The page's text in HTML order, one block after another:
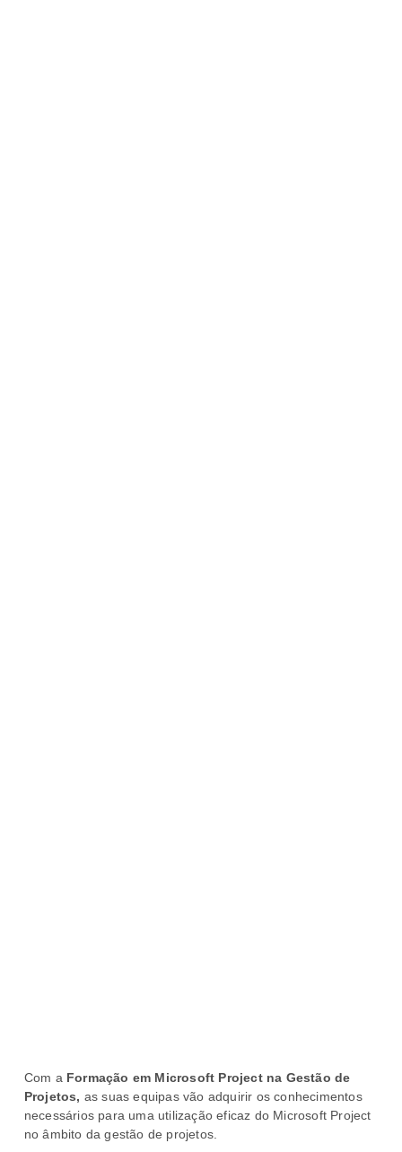
Com a Formação em Microsoft Project na Gestão de
Projetos, as suas equipas vão adquirir os conhecimentos
necessários para uma utilização eficaz do Microsoft Project
no âmbito da gestão de projetos.